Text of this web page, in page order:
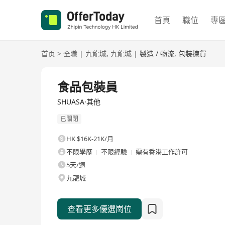
首頁 職位 專
首页 > 全職 | 九龍城, 九龍城 | 製造 / 物流, 包裝揀貨
食品包裝員
SHUASA·其他
已關閉
HK $16K-21K/月
不限學歷
不限經驗
需有香港工作許可
5天/週
九龍城
查看更多優選崗位